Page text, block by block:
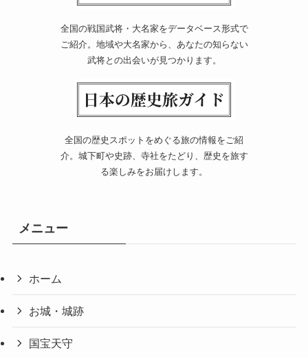
全国の戦国武将・大名家をデータベース形式で
ご紹介。地域や大名家から、あなたの知らない
武将との出会いが見つかります。
全国の歴史スポットをめぐる旅の情報をご紹
介。城下町や史跡、寺社をたどり、歴史を旅す
る楽しみをお届けします。
メニュー
ホーム
お城・城跡
国宝天守